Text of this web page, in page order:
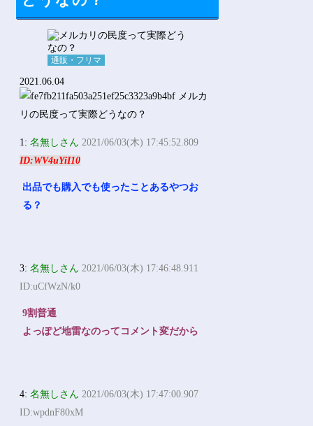
通販・フリマ
2021.06.04
1:名無しさん 2021/06/03(木) 17:45:52.809
ID:WV4uYiI10
出品でも購入でも使ったことあるやつお
る？
3:名無しさん 2021/06/03(木) 17:46:48.911
ID:uCfWzN/k0
9割普通
よっぽど地雷なのってコメント変だから
4:名無しさん 2021/06/03(木) 17:47:00.907
ID:wpdnF80xM